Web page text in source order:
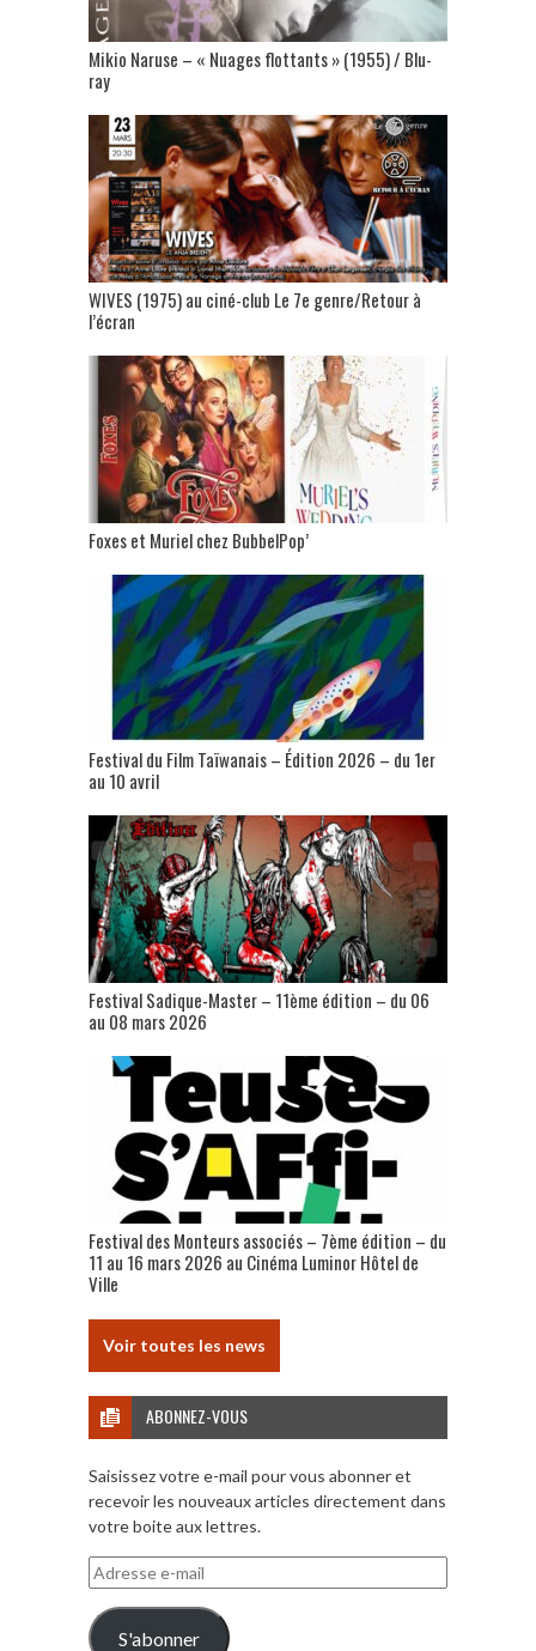
Mikio Naruse – « Nuages flottants » (1955) / Blu-
ray
WIVES (1975) au ciné-club Le 7e genre/Retour à
l’écran
Foxes et Muriel chez BubbelPop’
Festival du Film Taïwanais – Édition 2026 – du 1er
au 10 avril
Festival Sadique-Master – 11ème édition – du 06
au 08 mars 2026
Festival des Monteurs associés – 7ème édition – du
11 au 16 mars 2026 au Cinéma Luminor Hôtel de
Ville
Voir toutes les news
ABONNEZ-VOUS
Saisissez votre e-mail pour vous abonner et
recevoir les nouveaux articles directement dans
votre boite aux lettres.
Adresse
e-
mail
S'abonner